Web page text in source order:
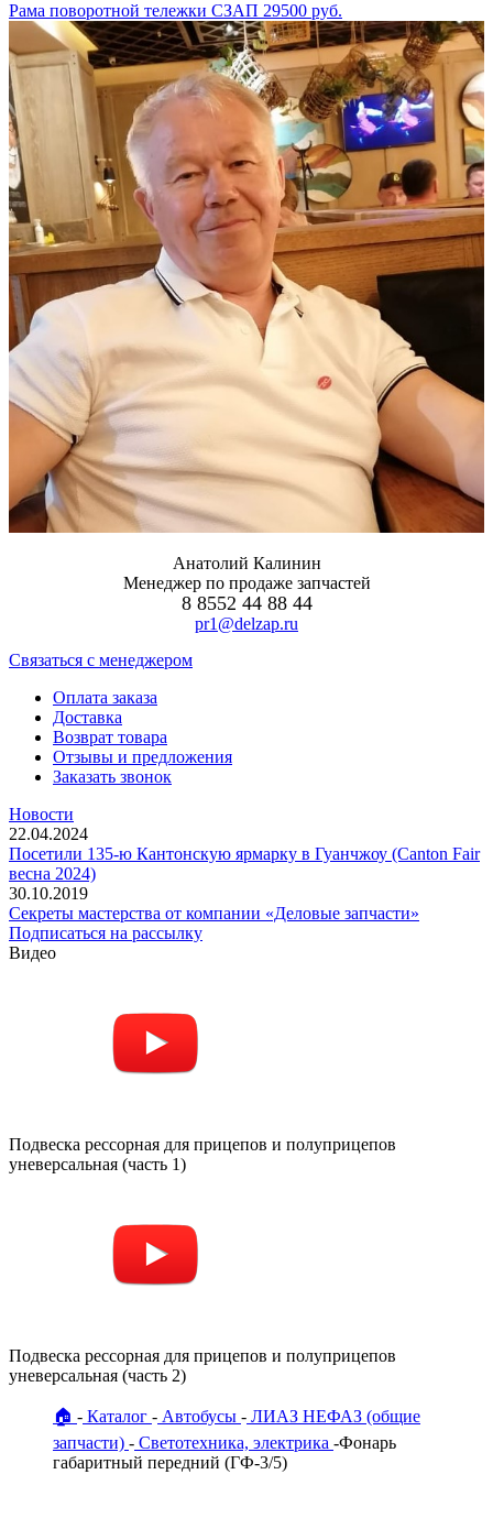
Рама поворотной тележки СЗАП 29500 руб.
Анатолий Калинин
Менеджер по продаже запчастей
8 8552 44 88 44
pr1@delzap.ru
Cвязаться с менеджером
Оплата заказа
Доставка
Возврат товара
Отзывы и предложения
Заказать звонок
Новости
22.04.2024
Посетили 135-ю Кантонскую ярмарку в Гуанчжоу (Canton Fair
весна 2024)
30.10.2019
Секреты мастерства от компании «Деловые запчасти»
Подписаться на рассылку
Видео
Подвеска рессорная для прицепов и полуприцепов
уневерсальная (часть 1)
Подвеска рессорная для прицепов и полуприцепов
уневерсальная (часть 2)
🏠 Каталог Автобусы
ЛИАЗ НЕФАЗ (общие
запчасти)
Светотехника, электрика Фонарь
габаритный передний (ГФ-3/5)